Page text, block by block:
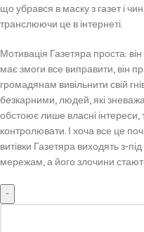
що убрався в маску з газет і
транслюючи це в інтернеті.
Мотивація Газетяра проста:
має змоги все виправити, він
громадянам вивільнити свій
безкарними, людей, які
обстоює лише власні інтереси,
контролювати. І хоча все це
витівки Газетяра виходять з-
мережам, а його злочини